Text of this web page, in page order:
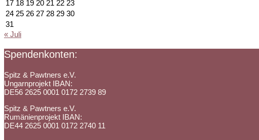
17 18 19 20 21 22 23
24 25 26 27 28 29 30
31
« Juli
Spendenkonten:
Spitz & Pawtners e.V.
Ungarnprojekt IBAN:
DE56 2625 0001 0172 2739 89
Spitz & Pawtners e.V.
Rumänienprojekt IBAN:
DE44 2625 0001 0172 2740 11